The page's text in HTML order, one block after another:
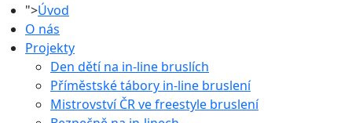
">Úvod
O nás
Projekty
Den dětí na in-line bruslích
Příměstské tábory in-line bruslení
Mistrovství ČR ve freestyle bruslení